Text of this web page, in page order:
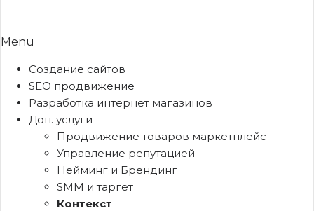
Menu
Создание сайтов
SEO продвижение
Разработка интернет магазинов
Доп. услуги
Продвижение товаров маркетплейс
Управление репутацией
Нейминг и Брендинг
SMM и таргет
Контекст